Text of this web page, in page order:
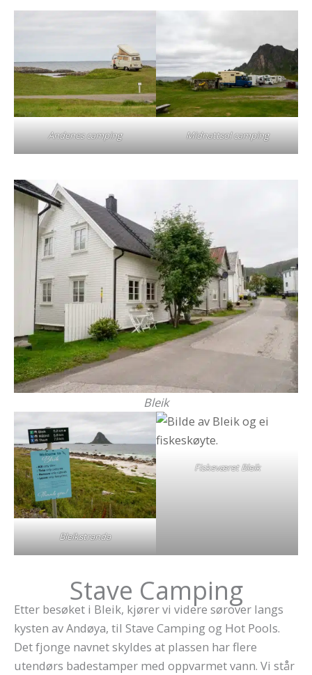
Andenes camping Midnattsol camping
Bleik
Bleikstranda
Fiskeværet Bleik
Stave Camping
Etter besøket i Bleik, kjører vi videre sørover langs
kysten av Andøya, til Stave Camping og Hot Pools.
Det fjonge navnet skyldes at plassen har flere
utendørs badestamper med oppvarmet vann. Vi står